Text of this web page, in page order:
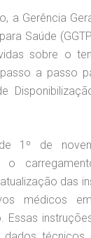
a Gerência
Saúde
sobre o
a passo
1º de
o
das
médicos
Essas